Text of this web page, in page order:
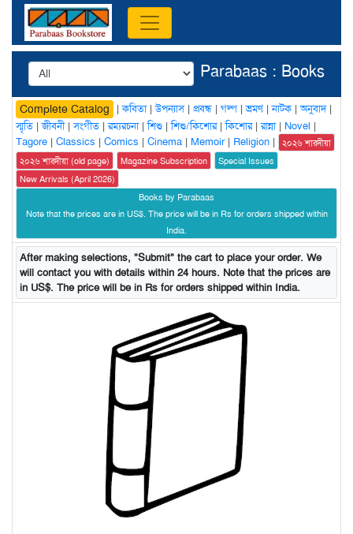
Parabaas : Books
Complete Catalog |কবিতা|উপন্যাস| প্রবন্ধ | গল্প |ভ্রমণ|নাটক |অনুবাদ|
স্মৃতি |জীবনী|সংগীত |রম্যরচনা|শিশু |শিশু/কিশোর|কিশোর|রান্না| Novel |
Tagore | Classics | Comics | Cinema | Memoir| Religion |
২০২৬ শারদীয়া
২০২৬ শারদীয়া (old page)
Magazine Subscription
Special Issues
New Arrivals (April 2026)
Books by Parabaas
Note that the prices are in US$. The price will be in Rs for orders shipped within
India.
After making selections, "Submit" the cart to place your order. We
will contact you with details within 24 hours. Note that the prices are
in US$. The price will be in Rs for orders shipped within India.